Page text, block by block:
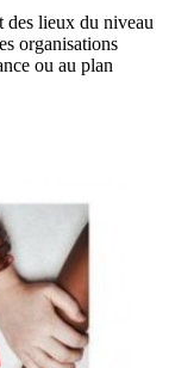
des lieux du niveau
organisations
ou au plan